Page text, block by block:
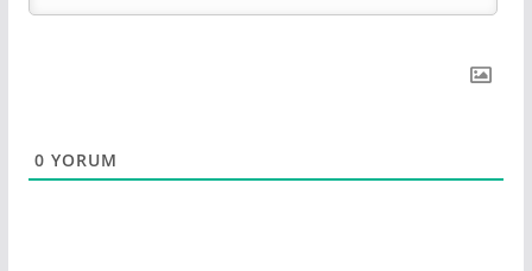
0 YORUM